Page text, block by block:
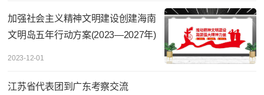
加强社会主义精神文明建设创建海南
文明岛五年行动方案(2023—2027年)
2023-12-01
江苏省代表团到广东考察交流